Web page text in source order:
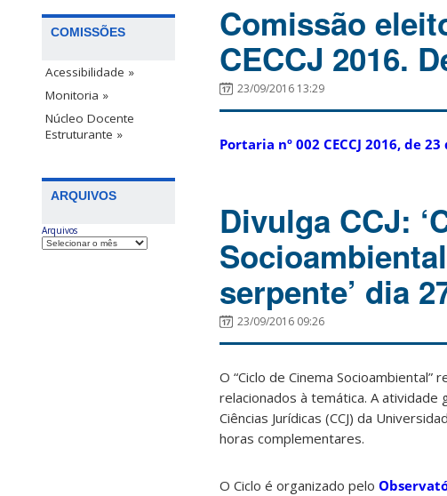
COMISSÕES
Acessibilidade »
Monitoria »
Núcleo Docente
Estruturante »
ARQUIVOS
Arquivos
Comissão
CECCJ 2016.
23/09/2016 13:29
Portaria nº 002 CECCJ 2016, de
Divulga CCJ:
serpente’ dia
23/09/2016 09:26
O “Ciclo de Cinema
relacionados à temática. A
Ciências Jurídicas (CCJ) da
horas complementares.
O Ciclo é organizado pelo